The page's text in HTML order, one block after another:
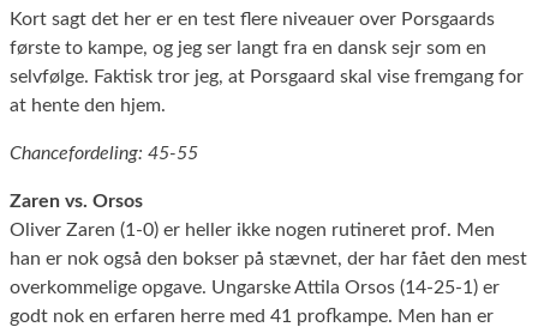
Kort sagt det her er en test flere niveauer over Porsgaards
første to kampe, og jeg ser langt fra en dansk sejr som en
selvfølge. Faktisk tror jeg, at Porsgaard skal vise fremgang for
at hente den hjem.
Chancefordeling: 45-55
Zaren vs. Orsos
Oliver Zaren (1-0) er heller ikke nogen rutineret prof. Men
han er nok også den bokser på stævnet, der har fået den mest
overkommelige opgave. Ungarske Attila Orsos (14-25-1) er
godt nok en erfaren herre med 41 profkampe. Men han er